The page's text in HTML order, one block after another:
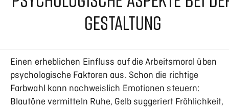
GESTALTUNG
Einen erheblichen Einfluss auf die Arbeitsmoral üben
psychologische Faktoren aus. Schon die richtige
Farbwahl kann nachweislich Emotionen steuern:
Blautöne vermitteln Ruhe, Gelb suggeriert Fröhlichkeit,